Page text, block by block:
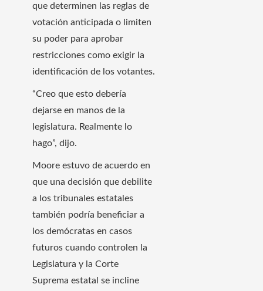
que determinen las reglas de
votación anticipada o limiten
su poder para aprobar
restricciones como exigir la
identificación de los votantes.
“Creo que esto debería
dejarse en manos de la
legislatura. Realmente lo
hago”, dijo.
Moore estuvo de acuerdo en
que una decisión que debilite
a los tribunales estatales
también podría beneficiar a
los demócratas en casos
futuros cuando controlen la
Legislatura y la Corte
Suprema estatal se incline